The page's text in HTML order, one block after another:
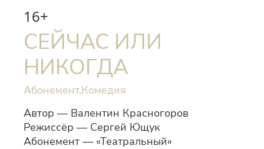
16+
Автор — Валентин Красногоров
Режиссёр — Сергей Ющук
Абонемент — «Театральный»
СЕЙЧАС ИЛИ
НИКОГДА
Абонемент,Комедия